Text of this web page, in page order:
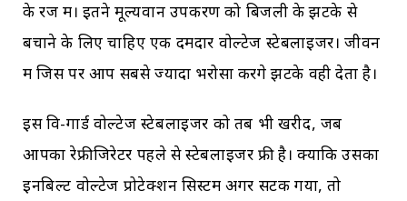
के रेंज में। इतने मूल्यवान उपकरण को बिजली के झटके से
बचाने के लिए चाहिए एक दमदार वोल्टेज स्टेबलाइजर। जीवन
में जिस पर आप सबसे ज्यादा भरोसा करेंगे झटके वही देता है।
इस वि-गार्ड वोल्टेज स्टेबलाइजर को तब भी खरीदें, जब
आपका रेफ्रीजिरेटर पहले से स्टेबलाइजर फ्री है। क्योंकि उसका
इनबिल्ट वोल्टेज प्रोटेक्शन सिस्टम अगर सटक गया, तो